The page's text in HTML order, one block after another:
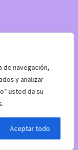
de navegación,
y analizar
usted da su
Aceptar todo